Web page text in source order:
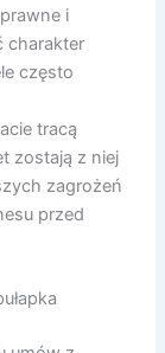
i
charakter
często
tracą
zostają z niej
zagrożeń
przed